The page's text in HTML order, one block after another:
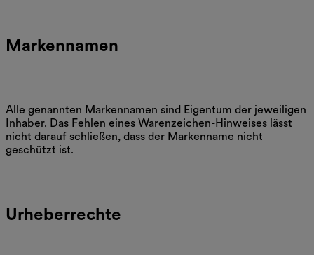
Markennamen
Alle genannten Markennamen sind Eigentum der jeweiligen
Inhaber. Das Fehlen eines Warenzeichen-Hinweises lässt
nicht darauf schließen, dass der Markenname nicht
geschützt ist.
Urheberrechte